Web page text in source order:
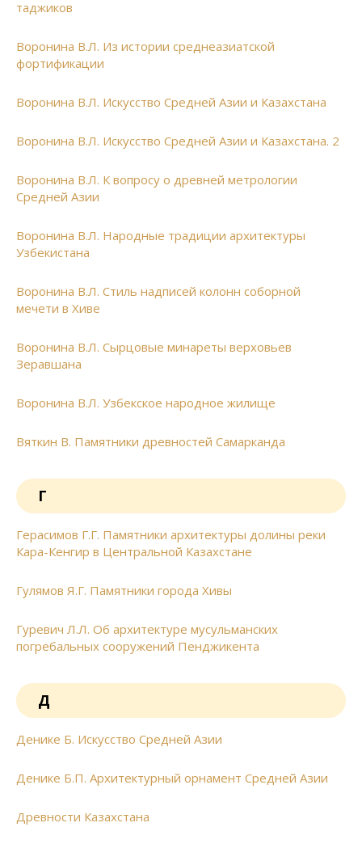
таджиков
Воронина В.Л. Из истории среднеазиатской
фортификации
Воронина В.Л. Искусство Средней Азии и Казахстана
Воронина В.Л. Искусство Средней Азии и Казахстана. 2
Воронина В.Л. К вопросу о древней метрологии
Средней Азии
Воронина В.Л. Народные традиции архитектуры
Узбекистана
Воронина В.Л. Стиль надписей колонн соборной
мечети в Хиве
Воронина В.Л. Сырцовые минареты верховьев
Зеравшана
Воронина В.Л. Узбекское народное жилище
Вяткин В. Памятники древностей Самарканда
Г
Герасимов Г.Г. Памятники архитектуры долины реки
Кара-Кенгир в Центральной Казахстане
Гулямов Я.Г. Памятники города Хивы
Гуревич Л.Л. Об архитектуре мусульманских
погребальных сооружений Пенджикента
Д
Денике Б. Искусство Средней Азии
Денике Б.П. Архитектурный орнамент Средней Азии
Древности Казахстана